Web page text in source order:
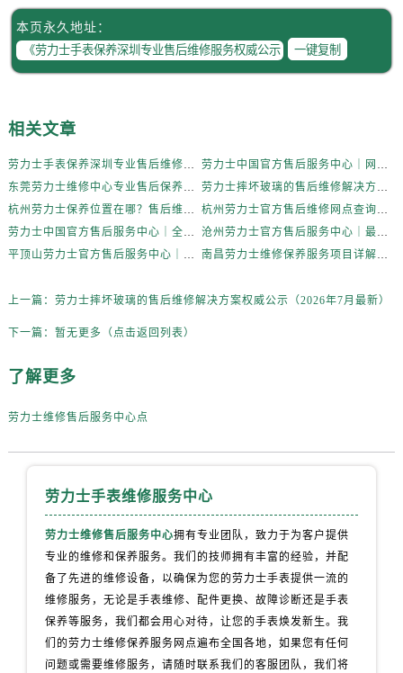
本页永久地址：
一键复制
相关文章
劳力士手表保养深圳专业售后维修服务权威公示（2026年7月最新）
劳力士中国官方售后服务中心｜网点地址及客服电话权威信息通告（2026年7月更新）
东莞劳力士维修中心专业售后保养服务权威公示（2026年7月最新）
劳力士摔坏玻璃的售后维修解决方案权威公示（2026年7月最新）
杭州劳力士保养位置在哪？售后维修服务网点指南权威公示（2026年7月最新）
杭州劳力士官方售后维修网点查询与精准预约服务指南权威公示（2026年7月最新）
劳力士中国官方售后服务中心｜全新地址和售后电话权威信息通告（2026年7月最新）
沧州劳力士官方售后服务中心｜最新地址及服务电话权威信息公示（2026年7月更新）
平顶山劳力士官方售后服务中心｜服务电话与网点地址权威信息公示（2026年7月更新）
南昌劳力士维修保养服务项目详解权威公示（2026年7月最新）
上一篇： 劳力士摔坏玻璃的售后维修解决方案权威公示（2026年7月最新）
下一篇： 暂无更多（点击返回列表）
了解更多
劳力士维修售后服务中心点
劳力士手表维修服务中心
劳力士维修售后服务中心拥有专业团队，致力于为客户提供
专业的维修和保养服务。我们的技师拥有丰富的经验，并配
备了先进的维修设备，以确保为您的劳力士手表提供一流的
维修服务，无论是手表维修、配件更换、故障诊断还是手表
保养等服务，我们都会用心对待，让您的手表焕发新生。我
们的劳力士维修保养服务网点遍布全国各地，如果您有任何
问题或需要维修服务，请随时联系我们的客服团队，我们将